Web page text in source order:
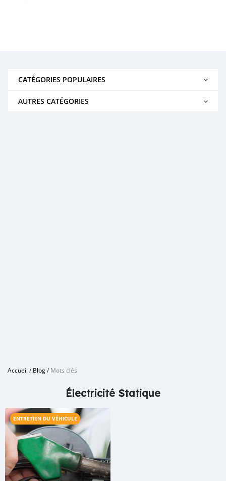
CATÉGORIES POPULAIRES
AUTRES CATÉGORIES
Accueil /Blog/Mots clés
Électricité Statique
ENTRETIEN DU VÉHICULE